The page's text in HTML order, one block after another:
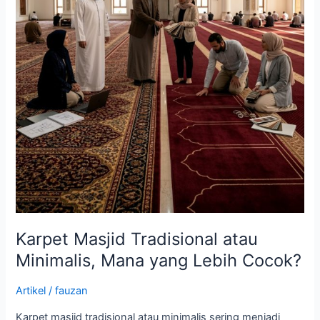
Karpet Masjid Tradisional atau
Minimalis, Mana yang Lebih Cocok?
Artikel /fauzan